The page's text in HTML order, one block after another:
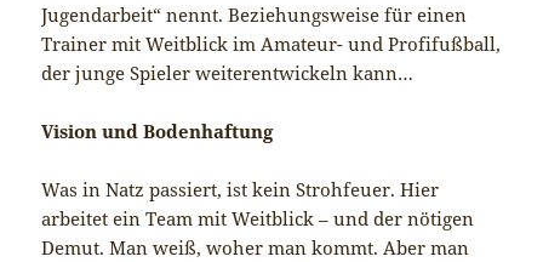
Jugendarbeit“ nennt. Beziehungsweise für einen
Trainer mit Weitblick im Amateur- und Profifußball,
der junge Spieler weiterentwickeln kann…
Vision und Bodenhaftung
Was in Natz passiert, ist kein Strohfeuer. Hier
arbeitet ein Team mit Weitblick – und der nötigen
Demut. Man weiß, woher man kommt. Aber man